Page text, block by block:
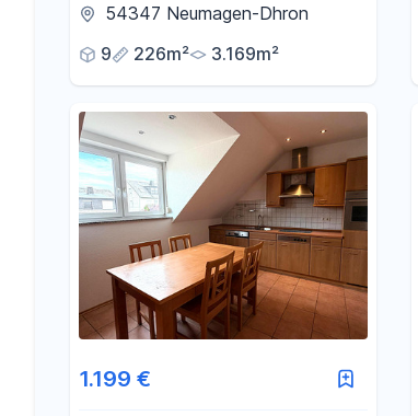
Liebhaberobjekt, selten,
Privatsphäre
54347 Neumagen-Dhron
9
226m² 3.169m²
1.199 €